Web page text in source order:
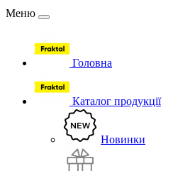
Меню
Головна
Каталог продукції
Новинки